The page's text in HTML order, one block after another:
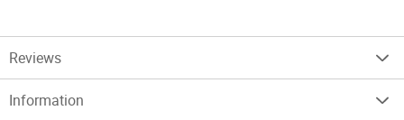
Reviews
Information